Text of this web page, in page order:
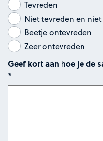
Tevreden
Niet tevreden en
Beetje ontevreden
Zeer ontevreden
Geef kort aan hoe je de
*